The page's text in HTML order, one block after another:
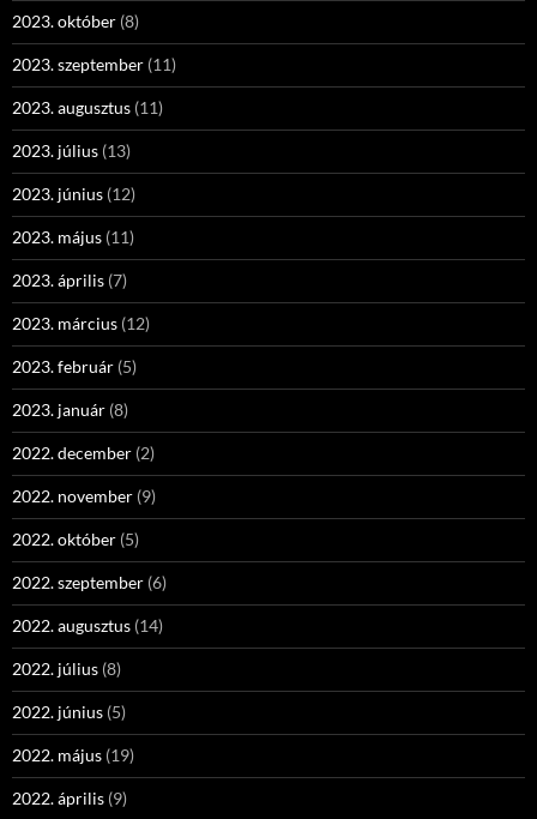
2023. október (8)
2023. szeptember (11)
2023. augusztus (11)
2023. július (13)
2023. június (12)
2023. május (11)
2023. április (7)
2023. március (12)
2023. február (5)
2023. január (8)
2022. december (2)
2022. november (9)
2022. október (5)
2022. szeptember (6)
2022. augusztus (14)
2022. július (8)
2022. június (5)
2022. május (19)
2022. április (9)